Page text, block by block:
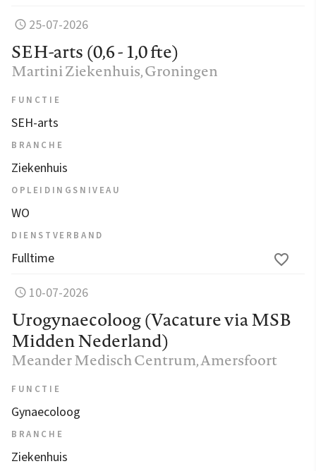
25-07-2026
SEH-arts (0,6 - 1,0 fte)
Martini Ziekenhuis, Groningen
FUNCTIE
SEH-arts
BRANCHE
Ziekenhuis
OPLEIDINGSNIVEAU
WO
DIENSTVERBAND
Fulltime
10-07-2026
Urogynaecoloog (Vacature via MSB
Midden Nederland)
Meander Medisch Centrum, Amersfoort
FUNCTIE
Gynaecoloog
BRANCHE
Ziekenhuis